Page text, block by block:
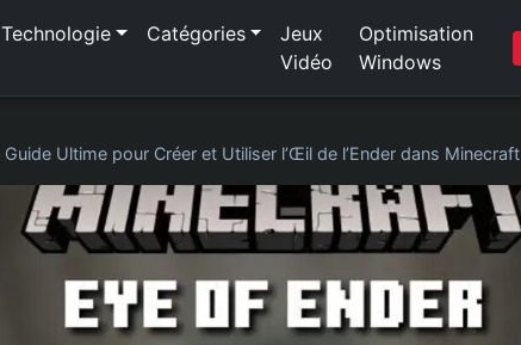
Technologie Catégories
Jeux
Vidéo
Optimisation
Windows
Guide Ultime pour Créer et Utiliser l’Œil de l’Ender dans Minecraft